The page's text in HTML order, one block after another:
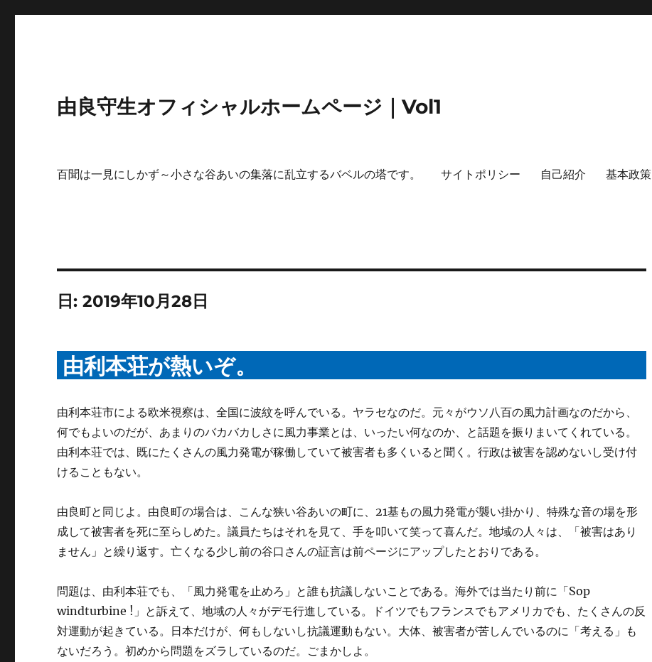
由良守生オフィシャルホームページ｜Vol1
百聞は一見にしかず～小さな谷あいの集落に乱立するバベルの塔です。 サイトポリシー 自己紹介 基本政策
日:2019年10月28日
由利本荘が熱いぞ。
由利本荘市による欧米視察は、全国に波紋を呼んでいる。ヤラセなのだ。元々がウソ八百の風力計画なのだから、
何でもよいのだが、あまりのバカバカしさに風力事業とは、いったい何なのか、と話題を振りまいてくれている。
由利本荘では、既にたくさんの風力発電が稼働していて被害者も多くいると聞く。行政は被害を認めないし受け付
けることもない。
由良町と同じよ。由良町の場合は、こんな狭い谷あいの町に、21基もの風力発電が襲い掛かり、特殊な音の場を形
成して被害者を死に至らしめた。議員たちはそれを見て、手を叩いて笑って喜んだ。地域の人々は、「被害はあり
ません」と繰り返す。亡くなる少し前の谷口さんの証言は前ページにアップしたとおりである。
問題は、由利本荘でも、「風力発電を止めろ」と誰も抗議しないことである。海外では当たり前に「Sop
windturbine !」と訴えて、地域の人々がデモ行進している。ドイツでもフランスでもアメリカでも、たくさんの反
対運動が起きている。日本だけが、何もしないし抗議運動もない。大体、被害者が苦しんでいるのに「考える」も
ないだろう。初めから問題をズラしているのだ。ごまかしよ。